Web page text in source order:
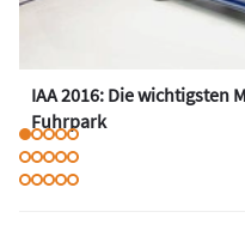
IAA 2016: Die wichtigsten
Fuhrpark